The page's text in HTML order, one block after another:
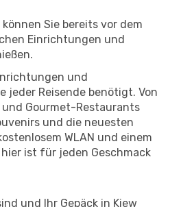
Sie bereits vor dem
Einrichtungen und
und
jeder Reisende benötigt. Von
Gourmet-Restaurants
und die neuesten
WLAN und einem
ist für jeden Geschmack
und Ihr Gepäck in Kiew